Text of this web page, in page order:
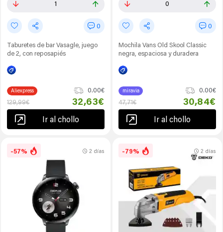
1
0
Taburetes de bar Vasagle, juego
de 2, con reposapiés
Aliexpress
0.00€
129,99€
32,63€
Ir al chollo
0
0
Mochila Vans Old Skool Classic
negra, espaciosa y duradera
miravia
0.00€
47,71€
30,84€
Ir al chollo
-57% 2 días -79% 2 días